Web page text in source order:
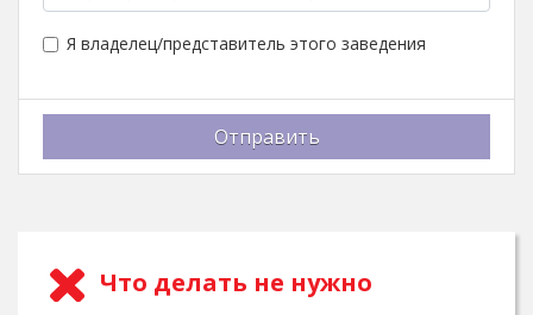
Я владелец/представитель этого заведения
Отправить
Что делать не нужно